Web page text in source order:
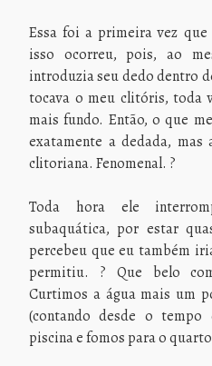
Essa foi a primeira vez
isso ocorreu, pois, ao
introduzia seu dedo dentro
tocava o meu clitóris, toda
mais fundo. Então, o que
exatamente a dedada, mas
clitoriana. Fenomenal. ?
Toda hora ele
subaquática, por estar
percebeu que eu também
permitiu. ? Que belo
Curtimos a água mais um
(contando desde o tempo
piscina e fomos para o